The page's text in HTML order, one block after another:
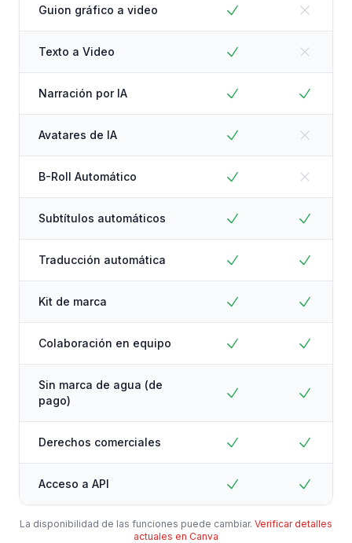
Guion gráfico a video
Texto a Video
Narración por IA
Avatares de IA
B-Roll Automático
Subtítulos automáticos
Traducción automática
Kit de marca
Colaboración en equipo
Sin marca de agua (de
pago)
Derechos comerciales
Acceso a API
La disponibilidad de las funciones puede cambiar. Verificar detalles
actuales en Canva